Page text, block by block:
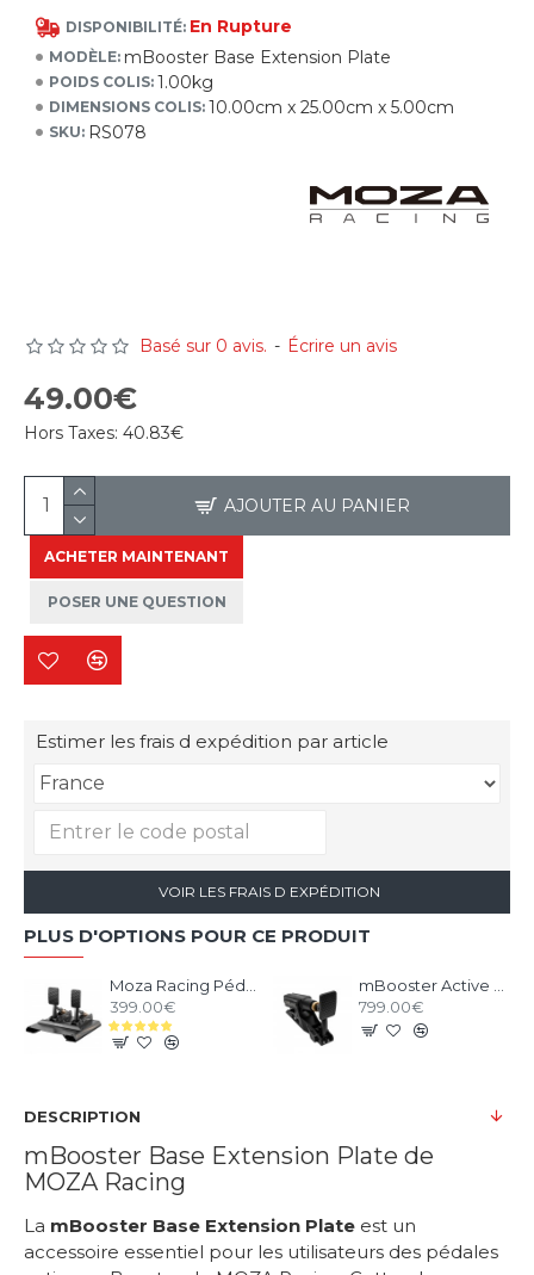
DISPONIBILITÉ: En Rupture
MODÈLE: mBooster Base Extension Plate
POIDS COLIS: 1.00kg
DIMENSIONS COLIS: 10.00cm x 25.00cm x 5.00cm
SKU: RS078
Basé sur 0 avis. - Écrire un avis
49.00€
Hors Taxes: 40.83€
AJOUTER AU PANIER
ACHETER MAINTENANT
POSER UNE QUESTION
Estimer les frais d expédition par article
VOIR LES FRAIS D EXPÉDITION
PLUS D'OPTIONS POUR CE PRODUIT
399.00€
799.00€
DESCRIPTION
mBooster Base Extension Plate de
MOZA Racing
La mBooster Base Extension Plate est un
accessoire essentiel pour les utilisateurs des pédales